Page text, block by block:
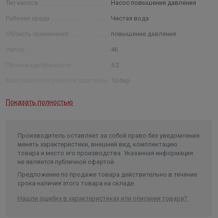
Тип насоса Насос повышения давления
Рабочая среда Чистая вода
Область применения повышение давления
Напор 46
5.2
10 бар
Температура окружающей среды до 40 °C
Присоединение резьбовое, Rp1
Материал вала нержавеющая сталь
Показать полностью
Производитель оставляет за собой право без уведомления
менять характеристики, внешний вид, комплектацию
товара и место его производства. Указанная информация
не является публичной офертой.
Предложение по продаже товара действительно в течение
срока наличия этого товара на складе.
Нашли ошибку в характеристиках или описании товара?